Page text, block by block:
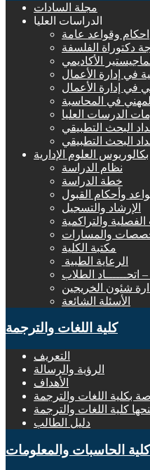
مجلة السادات
الدراسات العليا
احكام وقواعد عامة
الدرسات العليا
البحث التطبيقي
البحث التطبيقي
بكالوريوس العلوم الإدارية
نظام الدراسة
خطة الدراسة
وأحكام القبول
الإرشاد والتسجيل
الفصلية والتراكمية
والمسارات
مكتبة الكلية
الرعاية الطبية ‏
اتحــــــاد الطلاب
شئون الخريجين
الأسئلة الشائعة
كلية اللغات والترجمة
التعريف
الرؤية والرسالة
الأهداف
بكلية اللغات والترجمة
كلية اللغات والترجمة
دليل الطالب
كلية الحاسبات والمعلومات